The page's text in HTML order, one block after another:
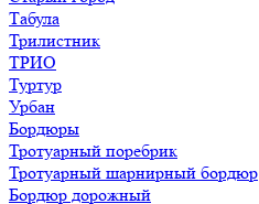
Табула
Трилистник
ТРИО
Туртур
Урбан
Бордюры
Тротуарный поребрик
Тротуарный шарнирный бордюр
Бордюр дорожный